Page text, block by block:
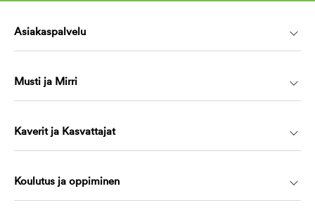
Asiakaspalvelu
Musti ja Mirri
Kaverit ja Kasvattajat
Koulutus ja oppiminen